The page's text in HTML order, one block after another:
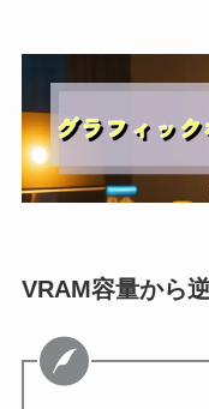
VRAM容量から